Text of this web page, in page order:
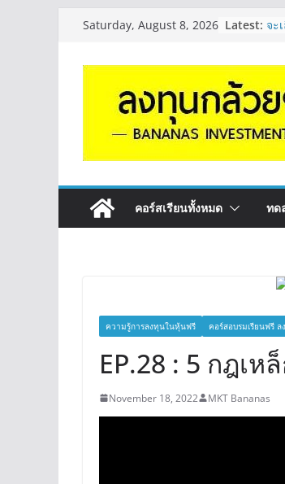
content
Saturday, August 8, 2026 Latest: จะ
ตัว
หุ้น
หุ้น
รีวิ
“ปั
คอร์สเรียนทั้งหมด ทด
ความรู้การลงทุนในหุ้นฟรี คอร์สอบรมเรียนฟรี
EP.28 : 5 กฎเ
November 18, 2022 MKT Bananas